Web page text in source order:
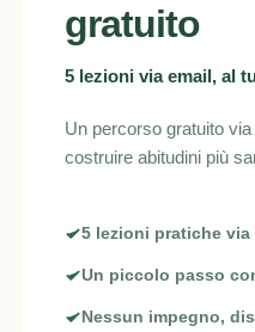
gratuito
5 lezioni via email, al
Un percorso gratuito
costruire abitudini più
5 lezioni pratiche via
Un piccolo passo
Nessun impegno,